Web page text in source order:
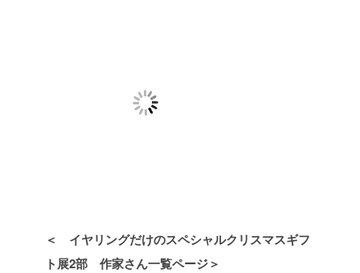
＜ イヤリングだけのスペシャルクリスマスギフ
ト展2部 作家さん一覧ページ＞